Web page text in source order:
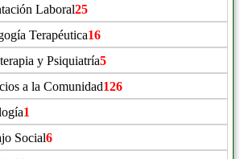
Laboral25
Terapéutica16
y Psiquiatría5
a la Comunidad126
1
Social6